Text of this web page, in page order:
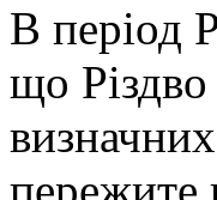
В період
що
пережите